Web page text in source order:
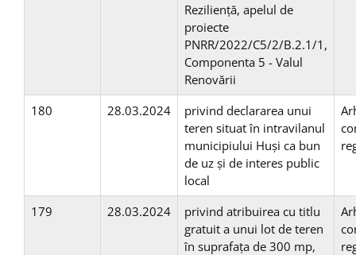
Reziliență, apelul de
proiecte
PNRR/2022/C5/2/B.2.1/1,
Componenta 5 - Valul
Renovării
180 28.03.2024
privind declararea unui
teren situat în intravilanul
municipiului Huşi ca bun
de uz şi de interes public
local
179 28.03.2024
privind atribuirea cu titlu
gratuit a unui lot de teren
în suprafaţa de 300 mp,